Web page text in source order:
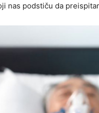
nas podstiču da